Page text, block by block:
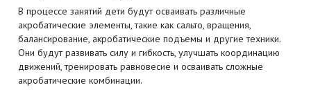
В процессе занятий дети будут осваивать различные
акробатические элементы, такие как сальто, вращения,
балансирование, акробатические подъемы и другие техники.
Они будут развивать силу и гибкость, улучшать координацию
движений, тренировать равновесие и осваивать сложные
акробатические комбинации.